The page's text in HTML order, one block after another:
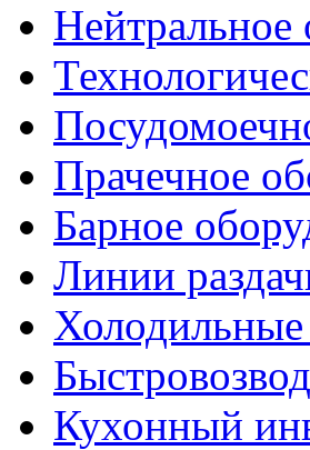
Нейтральное
Прачечное
Барное
Линии
Холодильные
Кухонный